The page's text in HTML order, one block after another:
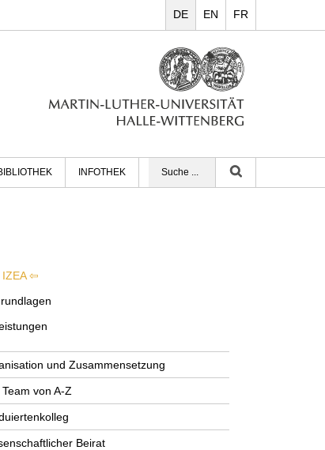
FR
EN
DE
INFOTHEK
und Zusammensetzung
Team von A-Z
Beirat